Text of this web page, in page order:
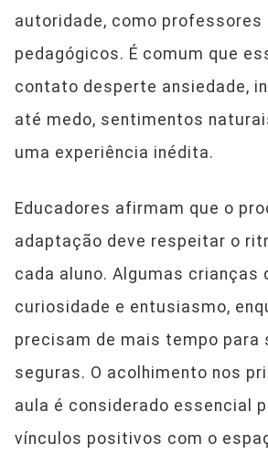
autoridade, como professores
pedagógicos. É comum que
contato desperte ansiedade,
até medo, sentimentos
uma experiência inédita.
Educadores afirmam que o
adaptação deve respeitar o
cada aluno. Algumas crianças
curiosidade e entusiasmo,
precisam de mais tempo para
seguras. O acolhimento nos
aula é considerado essencial
vínculos positivos com o